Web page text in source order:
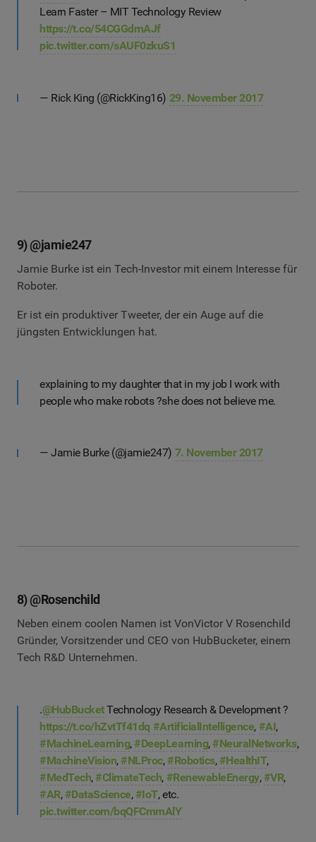
Learn Faster – MIT Technology Review
https://t.co/54CGGdmAJf
pic.twitter.com/sAUF0zkuS1
— Rick King (@RickKing16) 29. November 2017
9) @jamie247
Jamie Burke ist ein Tech-Investor mit einem Interesse für
Roboter.
Er ist ein produktiver Tweeter, der ein Auge auf die
jüngsten Entwicklungen hat.
explaining to my daughter that in my job I work with
people who make robots ?she does not believe me.
— Jamie Burke (@jamie247) 7. November 2017
8) @Rosenchild
Neben einem coolen Namen ist VonVictor V Rosenchild
Gründer, Vorsitzender und CEO von HubBucketer, einem
Tech R&D Unternehmen.
.@HubBucketTechnology Research & Development ?
https://t.co/hZvtTf41dq #ArtificialIntelligence, #AI,
#MachineLearning,#DeepLearning,#NeuralNetworks,
#MachineVision,#NLProc,#Robotics,#HealthIT,
#MedTech,#ClimateTech, #RenewableEnergy,#VR,
#AR,#DataScience,#IoT, etc.
pic.twitter.com/bqQFCmmAlY